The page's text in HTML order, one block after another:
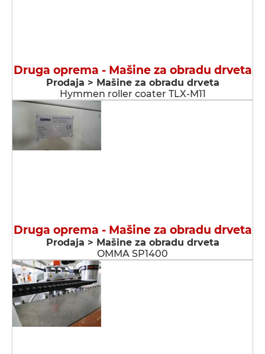
Druga oprema - Мašine za obradu drveta
Prodaja > Мašine za obradu drveta
Hymmen roller coater TLX-M11
Druga oprema - Мašine za obradu drveta
Prodaja > Мašine za obradu drveta
OMMA SP1400